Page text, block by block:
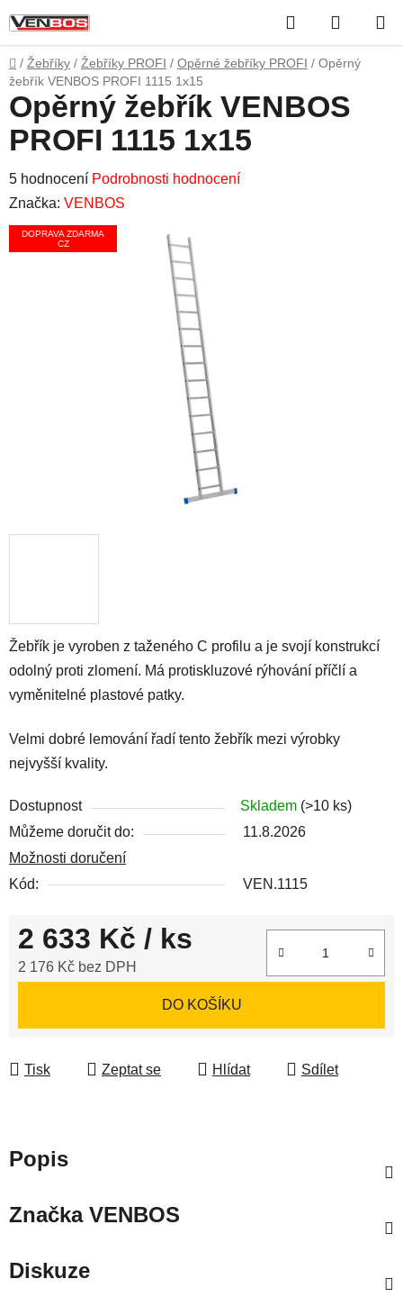
na
obsah
Hledat
KOŠÍK
Domů
/ Žebříky / Žebříky PROFI / Opěrné žebříky PROFI / Opěrný
žebřík VENBOS PROFI 1115 1x15
Žebřík je vyroben z taženého C profilu a je svojí konstrukcí
odolný proti zlomení. Má protiskluzové rýhování příčlí a
vyměnitelné plastové patky.
Velmi dobré lemování řadí tento žebřík mezi výrobky
nejvyšší kvality.
Dostupnost Skladem (>10 ks)
Můžeme doručit do:
11.8.2026
Možnosti doručení
Kód:
VEN.1115
2 633 Kč / ks
2 176 Kč bez DPH
DO KOŠÍKU
Tisk Zeptat se Hlídat Sdílet
Opěrný žebřík VENBOS
PROFI 1115 1x15
Průměrné
hodnocení
produktu
je
5 hodnocení Podrobnosti hodnocení
Značka: VENBOS
DOPRAVA ZDARMA
CZ
Popis
ZnačkaVENBOS
Diskuze